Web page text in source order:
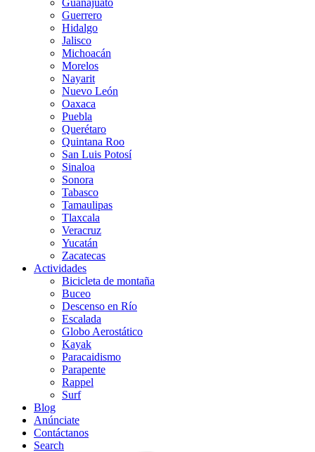
Guanajuato
Guerrero
Hidalgo
Jalisco
Michoacán
Morelos
Nayarit
Nuevo León
Oaxaca
Puebla
Querétaro
Quintana Roo
San Luis Potosí
Sinaloa
Sonora
Tabasco
Tamaulipas
Tlaxcala
Veracruz
Yucatán
Zacatecas
Actividades
Bicicleta de montaña
Buceo
Descenso en Río
Escalada
Globo Aerostático
Kayak
Paracaidismo
Parapente
Rappel
Surf
Blog
Anúnciate
Contáctanos
Search